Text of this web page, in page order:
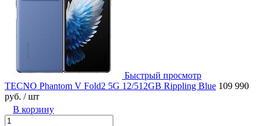
Быстрый просмотр
TECNO Phantom V Fold2 5G 12/512GB Rippling Blue 109 990
руб. / шт
В корзину